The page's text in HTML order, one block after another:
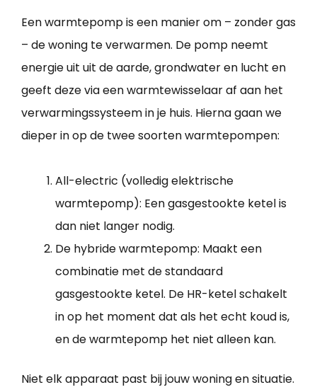
Een warmtepomp is een manier om – zonder gas
– de woning te verwarmen. De pomp neemt
energie uit uit de aarde, grondwater en lucht en
geeft deze via een warmtewisselaar af aan het
verwarmingssysteem in je huis. Hierna gaan we
dieper in op de twee soorten warmtepompen:
All-electric (volledig elektrische
warmtepomp): Een gasgestookte ketel is
dan niet langer nodig.
De hybride warmtepomp: Maakt een
combinatie met de standaard
gasgestookte ketel. De HR-ketel schakelt
in op het moment dat als het echt koud is,
en de warmtepomp het niet alleen kan.
Niet elk apparaat past bij jouw woning en situatie.